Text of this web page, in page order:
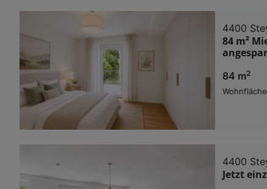
4400
84 m²
84 m2
Wohnfläche
4400
Jetzt